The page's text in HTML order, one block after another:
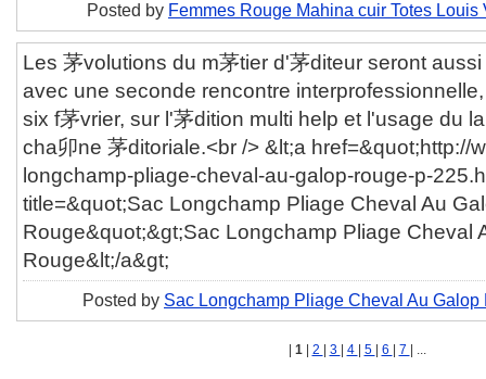
Posted by Femmes Rouge Mahina cuir Totes Louis
Les 茅volutions du m茅tier d'茅diteur seront
avec une seconde rencontre
six f茅vrier, sur l'茅dition multi help et l'usage du
cha卯ne 茅ditoriale.<br /> &lt;a href=&quot;http://
longchamp-pliage-cheval-au-galop-rouge-p-
title=&quot;Sac Longchamp Pliage Cheval Au
Rouge&quot;&gt;Sac Longchamp Pliage Cheval
Rouge&lt;/a&gt;
Posted by Sac Longchamp Pliage Cheval Au Galop
1 2 3 4 5 6 7 | ...